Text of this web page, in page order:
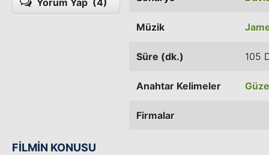
Müzik
Süre (dk.) 105
Anahtar Kelimeler
Firmalar
FİLMİN KONUSU